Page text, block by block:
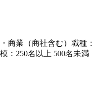
商業（商社含む） 職種 ：
： 250名以上 500名未満